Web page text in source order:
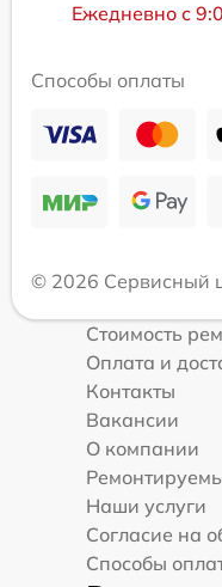
Ежедневно с
Способы оплаты
© 2026 Сервисный
Стоимость
Оплата и
Контакты
Вакансии
О компании
Наши услуги
Согласие на
Способы